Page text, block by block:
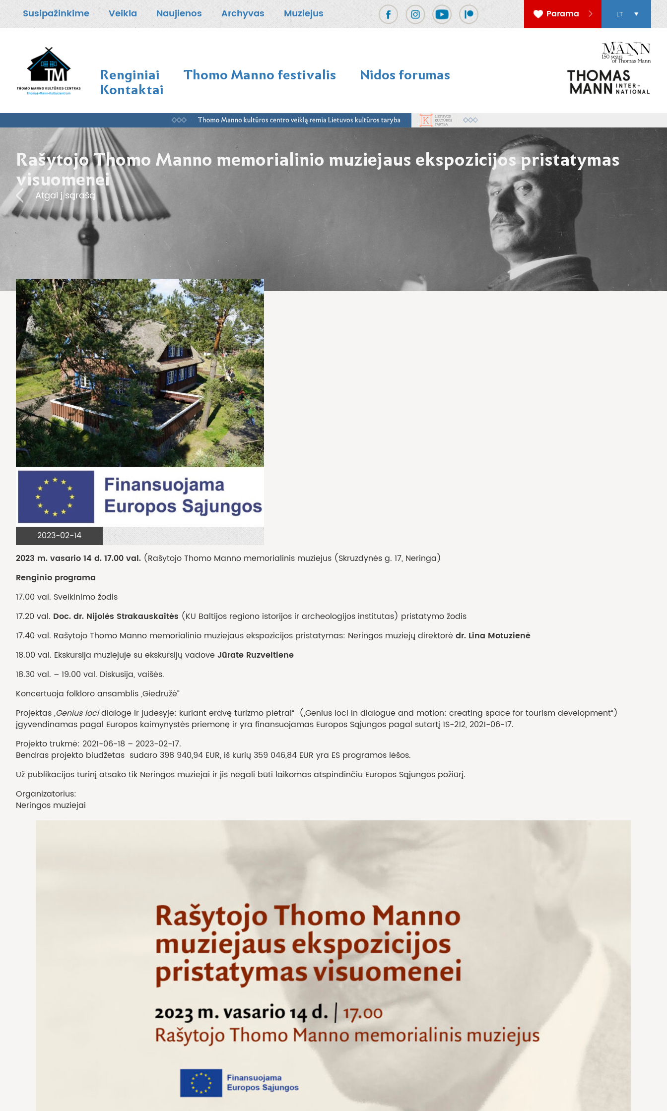
Susipažinkime Veikla Naujienos Archyvas Muziejus Parama LT
Renginiai Thomo Manno festivalis Nidos forumas
Kontaktai
Rašytojo Thomo Manno memorialinio muziejaus ekspozicijos pristatymas
visuomenei
Atgal į sąrašą
2023-02-14
2023 m. vasario 14 d. 17.00 val. (Rašytojo Thomo Manno memorialinis muziejus (Skruzdynės g. 17, Neringa)
Renginio programa
17.00 val. Sveikinimo žodis
17.20 val. Doc. dr. Nijolės Strakauskaitės (KU Baltijos regiono istorijos ir archeologijos institutas) pristatymo žodis
17.40 val. Rašytojo Thomo Manno memorialinio muziejaus ekspozicijos pristatymas: Neringos muziejų direktorė dr. Lina Motuzienė
18.00 val. Ekskursija muziejuje su ekskursijų vadove Jūrate Ruzveltiene
18.30 val. – 19.00 val. Diskusija, vaišės.
Koncertuoja folkloro ansamblis „Giedružė”
Projektas „Genius locidialoge ir judesyje: kuriant erdvę turizmo plėtrai“ („Genius loci in dialogue and motion: creating space for tourism development“)
įgyvendinamas pagal Europos kaimynystės priemonę ir yra finansuojamas Europos Sąjungos pagal sutartį 1S-212, 2021-06-17.
Projekto trukmė: 2021-06-18 – 2023-02-17.
Bendras projekto biudžetas sudaro 398 940,94 EUR, iš kurių 359 046,84 EUR yra ES programos lėšos.
Už publikacijos turinį atsako tik Neringos muziejai ir jis negali būti laikomas atspindinčiu Europos Sąjungos požiūrį.
Organizatorius:
Neringos muziejai